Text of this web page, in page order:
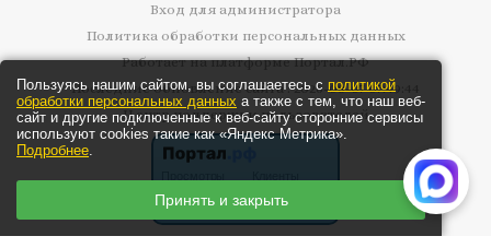
Пользуясь нашим сайтом, вы соглашаетесь с политикой
обработки персональных данных а также с тем, что наш веб-
сайт и другие подключенные к веб-сайту сторонние сервисы
используют cookies такие как «Яндекс Метрика».
Подробнее.
Принять и закрыть
Вход для администратора
Политика обработки персональных данных
Работает на платформеПортал.РФ
Последние обновление сайта: 2026-08-07 07:49:44
Центр поддержки пользователей